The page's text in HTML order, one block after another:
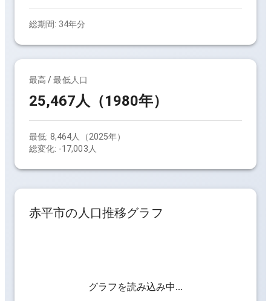
総期間: 34年分
最高 / 最低人口
25,467人（1980年）
最低: 8,464人（2025年）
総変化: -17,003人
赤平市の人口推移グラフ
グラフを読み込み中...